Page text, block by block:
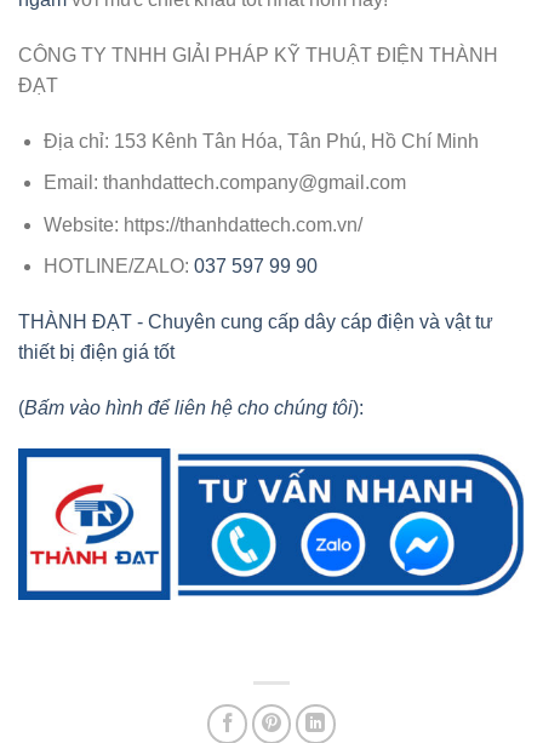
CÔNG TY TNHH GIẢI PHÁP KỸ THUẬT ĐIỆN THÀNH
ĐẠT
Địa chỉ: 153 Kênh Tân Hóa, Tân Phú, Hồ Chí Minh
Email : thanhdattech.company@gmail.com
Website: https://thanhdattech.com.vn/
HOTLINE/ZALO: 037 597 99 90
THÀNH ĐẠT - Chuyên cung cấp dây cáp điện và vật tư
thiết bị điện giá tốt
(Bấm vào hình để liên hệ cho chúng tôi):